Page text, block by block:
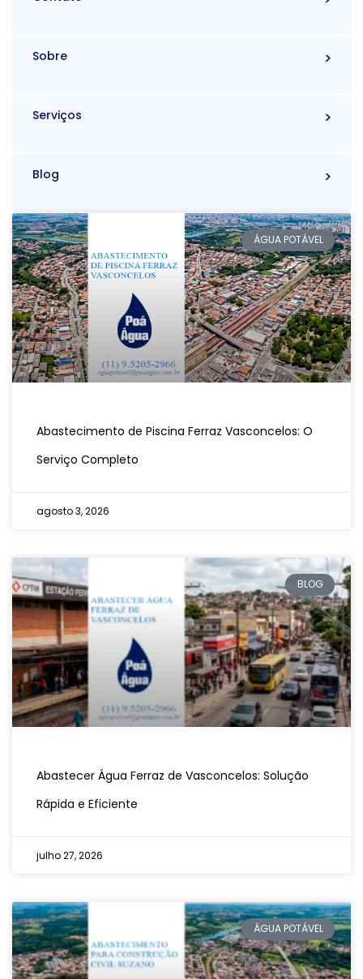
Sobre
Serviços
Blog
ÁGUA POTÁVEL
Abastecimento de Piscina Ferraz Vasconcelos: O
Serviço Completo
agosto 3, 2026
BLOG
Abastecer Água Ferraz de Vasconcelos: Solução
Rápida e Eficiente
julho 27, 2026
ÁGUA POTÁVEL